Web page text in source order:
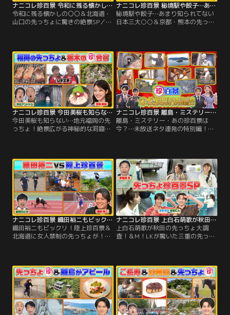
ナニコレ珍百景 令和に残る懐かしの〇〇＆北海道・山口の先っちょに驚きの絶景SP（2026/07/12放送分）
令和に残る懐かしの〇〇＆北海道・
山口の先っちょに驚きの絶景SP／▼
の引き売り ・縄文時代から受け継
ぐ…たった1人で伝統漁 ▼集落にた
った1人で生活！？意外な楽しみと
は？ ▼北海道の先っちょに…野生の
ラッコが見られる絶景！
ナニコレ珍百景 秘境駅や餃子…あまり知られてない日本三大○○＆京都・熊本の先っちょ（2026/07/05放送分）
秘境駅や餃子…あまり知られてない
日本三大○○＆京都・熊本の先っち
▼知ってた！？日本三大餃子…宇都
宮、浜松と〇〇 ▼京都の先っちょに
は…歴史的に貴重な灯台＆絶景の夕
日 ▼熊本・天草の先っちょには…天
草四郎が攻め落とせなかったお城
ナニコレ珍百景 今田美桜も知らない…地元福岡の先っちょ！絶景広がる神秘的な洞窟（2026/06/28放送分）
今田美桜も知らない…地元福岡の先
っちょ！絶景広がる神秘的な洞窟／
ボーパーク！？▼今田美桜の地元・
福岡ならでは！学校あるある ・体育
館での掛け声が独特すぎる！？・机
の引き出しに〇〇がある！？▼シー
ル帳、麻辣湯…本当に流行ってる？
全国一斉調査
ナニコレ珍百景 離島・ミステリー・あの珍百景は今？…未放送ネタ連発の特別編！（2026/06/27放送分）
離島・ミステリー・あの珍百景は
今？…未放送ネタ連発の特別編！／
描かれた女性の顔…17年経って今ど
うなってる？▼ミステリー珍百景 ・
山の上にある謎の建造物…誰が何の
ために作った？・店前にこちらを覗
く不気味な像…なぜこんなものがあ
る？
ナニコレ珍百景 織田裕二もビックリ！陸上珍百景＆北海道に女人禁制の先っちょが！？（2026/06/21放送分）
織田裕二もビックリ！陸上珍百景＆
北海道に女人禁制の先っちょが！？
子大生が標高2000m以上の山を駆け
抜ける「スカイランニング」 ・86歳
400m走の現役アスリート ・80歳で
ベンチプレス100kgを持ち上げる超
人
ナニコレ珍百景 上白石萌歌が秋田の先っちょ大調査！＆M！LKが驚いた三重の先っちょSP（2026/06/07放送分）
上白石萌歌が秋田の先っちょ大調
査！＆M！LKが驚いた三重の先っち
物なまはげ体験や〇〇に会える水族
館 ・三重の離島…誰が何のために作
った？先っちょに謎の形をした石碑
▼新企画！田舎のお店は珍百景！？
鹿児島の田舎町にある民宿…何を売
ってて、どんなお客がくる？